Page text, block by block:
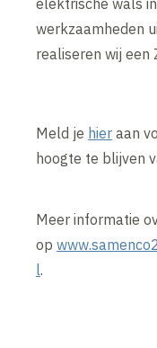
elektrische wals
werkzaamheden
realiseren wij een
Meld je hier aan
hoogte te blijven
Meer informatie
op
l.